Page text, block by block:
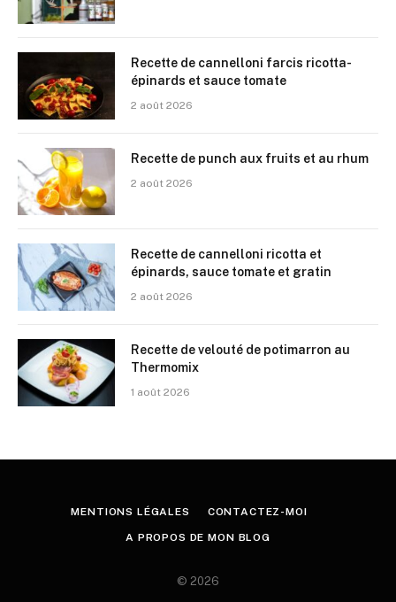
Recette de cannelloni farcis ricotta-
épinards et sauce tomate
2 août 2026
Recette de punch aux fruits et au rhum
2 août 2026
Recette de cannelloni ricotta et
épinards, sauce tomate et gratin
2 août 2026
Recette de velouté de potimarron au
Thermomix
1 août 2026
MENTIONS LÉGALES CONTACTEZ-MOI
A PROPOS DE MON BLOG
© 2026